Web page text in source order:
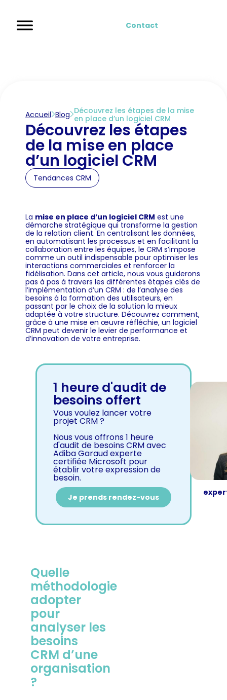
Contact
Accueil Blog Découvrez les étapes de la mise
en place d’un logiciel CRM
Découvrez les étapes
de la mise en place
d’un logiciel CRM
Tendances CRM
La mise en place d’un logiciel CRM est une
démarche stratégique qui transforme la gestion
de la relation client. En centralisant les données,
en automatisant les processus et en facilitant la
collaboration entre les équipes, le CRM s’impose
comme un outil indispensable pour optimiser les
interactions commerciales et renforcer la
fidélisation. Dans cet article, nous vous guiderons
pas à pas à travers les différentes étapes clés de
l’implémentation d’un CRM : de l’analyse des
besoins à la formation des utilisateurs, en
passant par le choix de la solution la mieux
adaptée à votre structure. Découvrez comment,
grâce à une mise en œuvre réfléchie, un logiciel
CRM peut devenir le levier de performance et
d’innovation de votre entreprise.
1 heure d'audit de
besoins offert
Vous voulez lancer votre
projet CRM ?
Nous vous offrons 1 heure
d'audit de besoins CRM avec
Adiba Garaud experte
certifiée Microsoft pour
établir votre expression de
besoin.
Je prends rendez-vous
Quelle
méthodologie
adopter
pour
analyser les
besoins
CRM d’une
organisation
?